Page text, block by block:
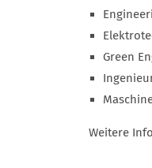
Green
Weitere